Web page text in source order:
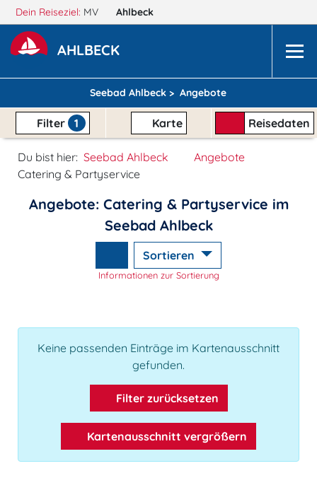
Dein Reiseziel: MV Ahlbeck
AHLBECK
Seebad Ahlbeck > Angebote
Filter 1 Karte Reisedaten
Du bist hier: Seebad Ahlbeck
Angebote
Catering & Partyservice
Angebote: Catering & Partyservice im
Seebad Ahlbeck
Sortieren
Informationen zur Sortierung
Keine passenden Einträge im Kartenausschnitt
gefunden.
Filter zurücksetzen
Kartenausschnitt vergrößern